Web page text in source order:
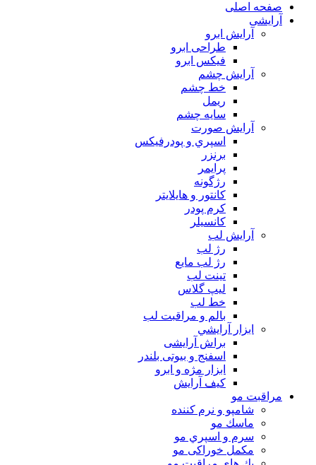
صفحه اصلی
آرایشی
آرايش ابرو
طراحی ابرو
فیکس ابرو
آرايش چشم
خط چشم
ريمل
سايه چشم
آرايش صورت
اسپري و پودرفيكس
برنزر
پرايمر
رژگونه
كانتور و هايلايتر
كرم پودر
كانسيلر
آرايش لب
رژ لب
رژ لب مایع
تینت لب
لیپ گلاس
خط لب
بالم و مراقبت لب
ابزار آرايشي
براش آرایشی
اسفنج و بیوتی بلندر
ابزار مژه و ابرو
کیف آرایش
مراقبت مو
شامپو و نرم كننده
ماسك مو
سرم و اسپري مو
مكمل خوراكی مو